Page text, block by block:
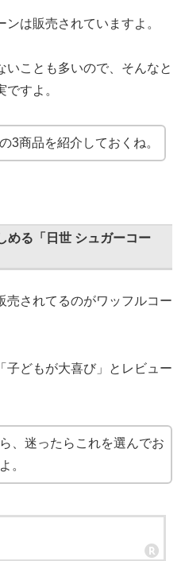
は販売されていますよ。
いことも多いので、そんなと
すよ。
3商品を紹介しておくね。
る「日世 シュガーコー
売されてるのがワッフルコー
子どもが大喜び」とレビュー
、迷ったらこれを選んでお
。